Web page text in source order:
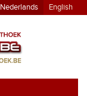
Nederlands English